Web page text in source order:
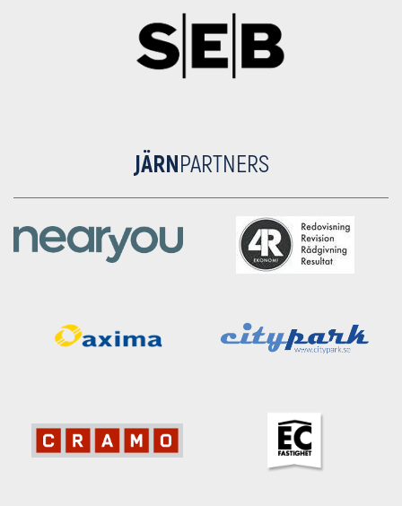
JÄRNPARTNERS